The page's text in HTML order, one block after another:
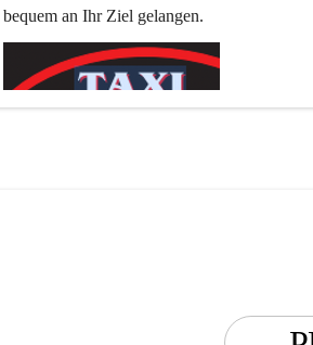
bequem an Ihr Ziel gelangen.